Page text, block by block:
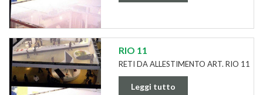
RIO 11
RETI DA ALLESTIMENTO ART. RIO 11
Leggi tutto